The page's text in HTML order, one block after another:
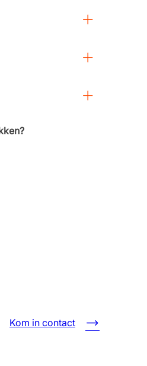
Kom in contact